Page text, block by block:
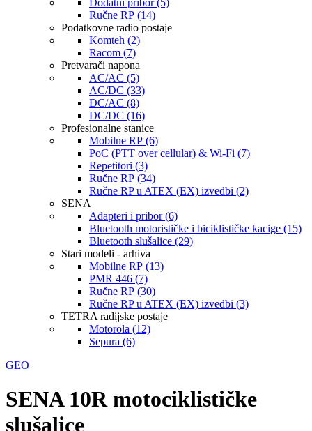
Ručne RP (14)
Podatkovne radio postaje
Komteh (2)
Racom (7)
Pretvarači napona
AC/AC (5)
AC/DC (33)
DC/AC (8)
DC/DC (16)
Profesionalne stanice
Mobilne RP (6)
PoC (PTT over cellular) & Wi-Fi (7)
Repetitori (3)
Ručne RP (34)
Ručne RP u ATEX (EX) izvedbi (2)
SENA
Adapteri i pribor (6)
Bluetooth motorističke i biciklističke kacige (15)
Bluetooth slušalice (29)
Stari modeli - arhiva
Mobilne RP (13)
PMR 446 (7)
Ručne RP (30)
Ručne RP u ATEX (EX) izvedbi (3)
TETRA radijske postaje
Motorola (12)
Sepura (6)
GEO
SENA 10R motociklističke
slušalice